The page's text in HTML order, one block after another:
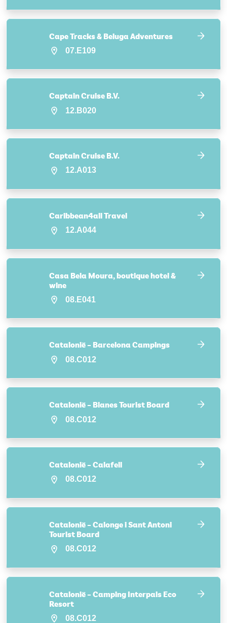
Cape Tracks & Beluga Adventures
07.E109
Captain Cruise B.V.
12.B020
Captain Cruise B.V.
12.A013
Caribbean4all Travel
12.A044
Casa Bela Moura, boutique hotel &
wine
08.E041
Catalonië – Barcelona Campings
08.C012
Catalonië – Blanes Tourist Board
08.C012
Catalonië – Calafell
08.C012
Catalonië – Calonge i Sant Antoni
Tourist Board
08.C012
Catalonië – Camping Interpals Eco
Resort
08.C012